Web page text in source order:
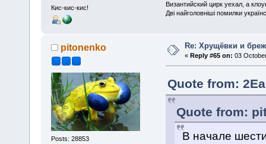
Кис-кис-кис!
Византийский цирк уехал, а
Дві найголовніші помилки
pitonenko
Posts: 28853
Re: Хрущёвки и
«Reply #65 on: 03
Quote from:
Quote from:
В начале